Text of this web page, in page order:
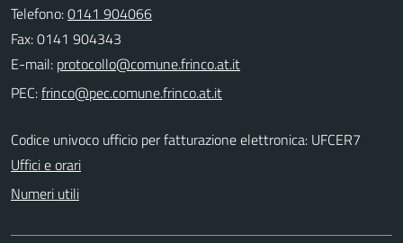
Telefono:0141 904066
Fax: 0141 904343
E-mail:
PEC:
Codice univoco ufficio per fatturazione elettronica: UFCER7
Uffici e orari
Numeri utili